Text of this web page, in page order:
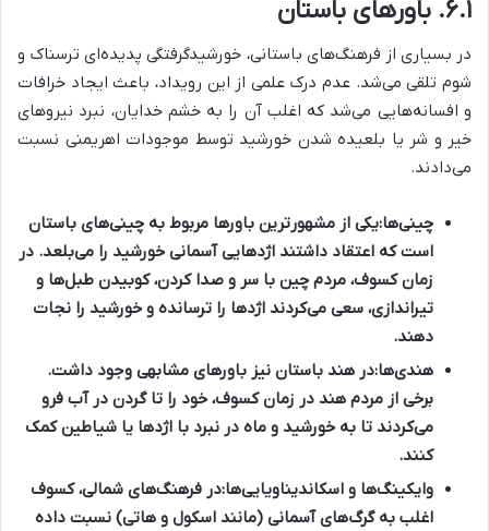
۶.۱. باورهای باستان
در بسیاری از فرهنگ‌های باستانی، خورشیدگرفتگی پدیده‌ای ترسناک و
شوم تلقی می‌شد. عدم درک علمی از این رویداد، باعث ایجاد خرافات
و افسانه‌هایی می‌شد که اغلب آن را به خشم خدایان، نبرد نیروهای
خیر و شر یا بلعیده شدن خورشید توسط موجودات اهریمنی نسبت
می‌دادند.
چینی‌ها:یکی از مشهورترین باورها مربوط به چینی‌های باستان
است که اعتقاد داشتند اژدهایی آسمانی خورشید را می‌بلعد. در
زمان کسوف، مردم چین با سر و صدا کردن، کوبیدن طبل‌ها و
تیراندازی، سعی می‌کردند اژدها را ترسانده و خورشید را نجات
دهند.
هندی‌ها:در هند باستان نیز باورهای مشابهی وجود داشت.
برخی از مردم هند در زمان کسوف، خود را تا گردن در آب فرو
می‌کردند تا به خورشید و ماه در نبرد با اژدها یا شیاطین کمک
کنند.
وایکینگ‌ها و اسکاندیناویایی‌ها:در فرهنگ‌های شمالی، کسوف
اغلب به گرگ‌های آسمانی (مانند اسکول و هاتی) نسبت داده